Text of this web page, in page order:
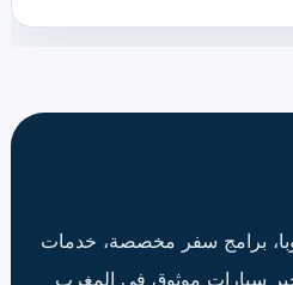
برامج سفر مخصصة، خدمات
سيارات موثوق في المغرب